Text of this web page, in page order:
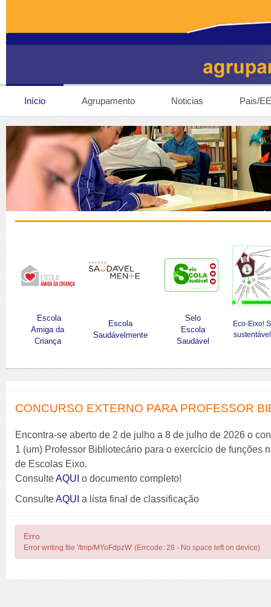
Início Agrupamento Noticias Pais/EE
Escola
Amiga da
Criança
Escola
Saudávelmente
Selo
Escola
Saudável
Eco-Eixo!
CONCURSO EXTERNO PARA PROFESSOR
Encontra-se aberto de 2 de julho a 8 de julho de 2026 o
1 (um) Professor Bibliotecário para o exercício de funções
de Escolas Eixo.
ConsulteAQUI o documento completo!
ConsulteAQUI a lista final de classificação
Erro
Error writing file '/tmp/MYoFdpzW' (Errcode: 28 - No space left on device)